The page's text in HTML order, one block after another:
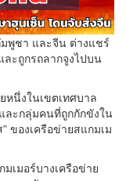
พูชา และจีน ต่างแชร์
ละถูกรถลากจูงไปบน
หนึ่งในเขตเทศบาล
และกลุ่มคนที่ถูกกักขังใน
ของเครือข่ายสแกมเม
เมอร์บางเครือข่าย